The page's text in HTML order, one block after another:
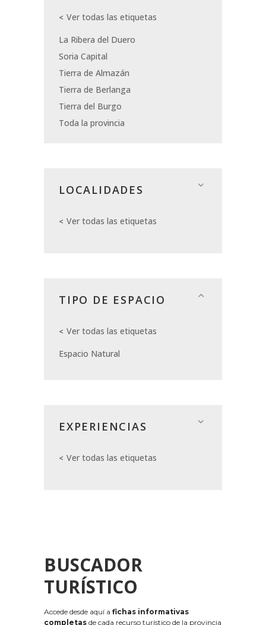
Ver todas las etiquetas
La Ribera del Duero
Soria Capital
Tierra de Almazán
Tierra de Berlanga
Tierra del Burgo
Toda la provincia
LOCALIDADES
Ver todas las etiquetas
TIPO DE ESPACIO
Ver todas las etiquetas
Espacio Natural
EXPERIENCIAS
Ver todas las etiquetas
BUSCADOR
TURÍSTICO
Accede desde aquí a fichas informativas
completas de cada recurso turístico de la provincia